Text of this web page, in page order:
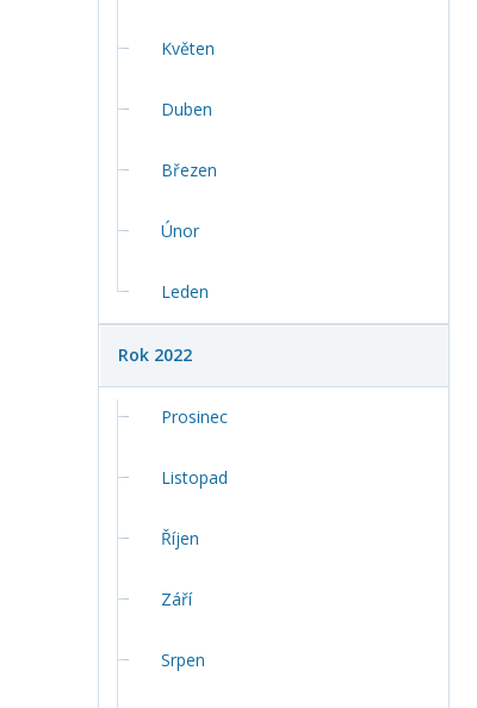
Květen
Duben
Březen
Únor
Leden
Rok 2022
Prosinec
Listopad
Říjen
Září
Srpen